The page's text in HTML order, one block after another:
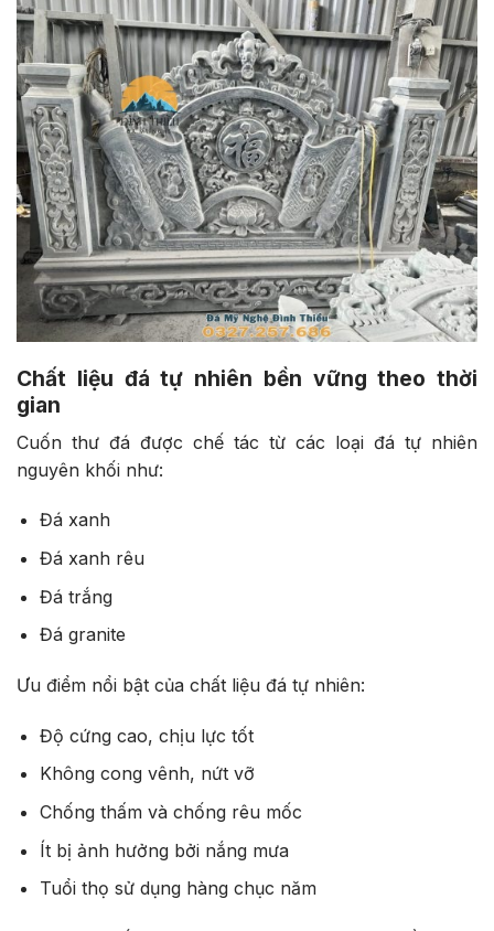
Chất liệu đá tự nhiên bền vững theo thời
gian
Cuốn thư đá được chế tác từ các loại đá tự nhiên
nguyên khối như:
Đá xanh
Đá xanh rêu
Đá trắng
Đá granite
Ưu điểm nổi bật của chất liệu đá tự nhiên:
Độ cứng cao, chịu lực tốt
Không cong vênh, nứt vỡ
Chống thấm và chống rêu mốc
Ít bị ảnh hưởng bởi nắng mưa
Tuổi thọ sử dụng hàng chục năm